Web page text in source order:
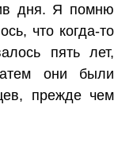
дня. Я помню
что когда-то
пять лет,
они были
прежде чем